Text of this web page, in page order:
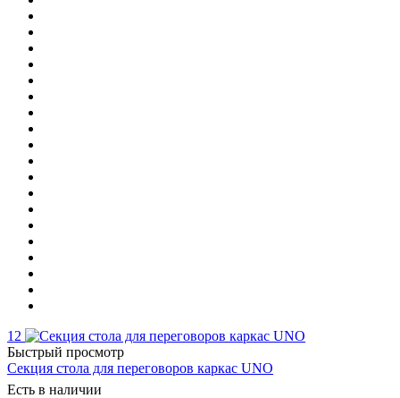
12
Быстрый просмотр
Секция стола для переговоров каркас UNO
Есть в наличии